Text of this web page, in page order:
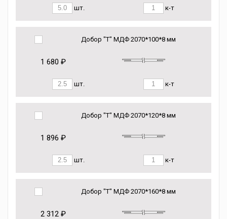
шт. к-т
Добор "Т" МДФ 2070*100*8 мм
1 680 ₽
шт. к-т
Добор "Т" МДФ 2070*120*8 мм
1 896 ₽
шт. к-т
Добор "Т" МДФ 2070*160*8 мм
2 312 ₽